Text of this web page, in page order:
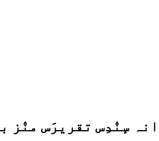
سٕنٛدِس تقریرَس منٛز